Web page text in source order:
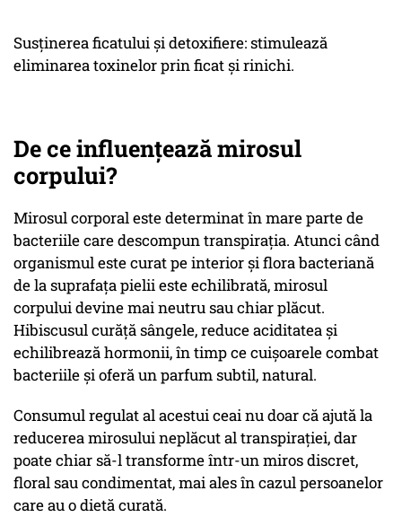
Susținerea ficatului și detoxifiere: stimulează
eliminarea toxinelor prin ficat și rinichi.
De ce influențează mirosul
corpului?
Mirosul corporal este determinat în mare parte de
bacteriile care descompun transpirația. Atunci când
organismul este curat pe interior și flora bacteriană
de la suprafața pielii este echilibrată, mirosul
corpului devine mai neutru sau chiar plăcut.
Hibiscusul curăță sângele, reduce aciditatea și
echilibrează hormonii, în timp ce cuișoarele combat
bacteriile și oferă un parfum subtil, natural.
Consumul regulat al acestui ceai nu doar că ajută la
reducerea mirosului neplăcut al transpirației, dar
poate chiar să-l transforme într-un miros discret,
floral sau condimentat, mai ales în cazul persoanelor
care au o dietă curată.